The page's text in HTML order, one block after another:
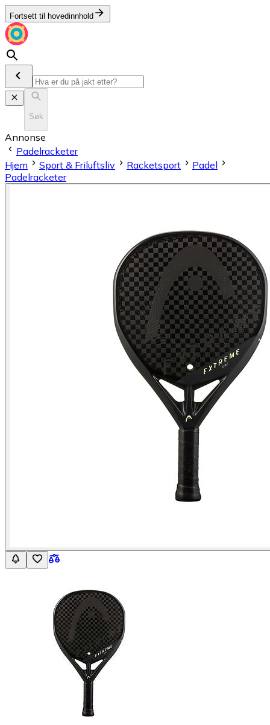
Fortsett til hovedinnhold
Søk
Annonse
Padelracketer
Hjem
Sport & Friluftsliv Racketsport
Padel
Padelracketer